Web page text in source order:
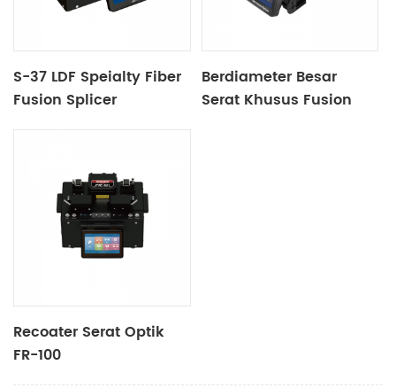
S-37 LDF Speialty Fiber
Fusion Splicer
Berdiameter Besar
Serat Khusus Fusion
Recoater Serat Optik
FR-100